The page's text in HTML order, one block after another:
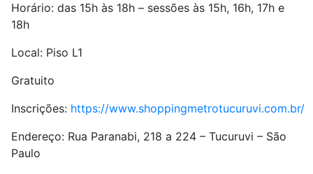
Horário: das 15h às 18h – sessões às 15h, 16h, 17h e
18h
Local: Piso L1
Gratuito
Inscrições: https://www.shoppingmetrotucuruvi.com.br/
Endereço: Rua Paranabi, 218 a 224 – Tucuruvi – São
Paulo